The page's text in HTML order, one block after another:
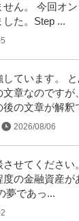
ング業務 シニ
コンサルティング
を見る
立場で保険を考
・完全週休二日
休日120日以上
保険＞生命保険 ※
を見る
ん。 今回オ
た。Step ...
ています。
章なのですが
後の文章が解
2026/08/06
せてください
の金融資産が
夢であっ...